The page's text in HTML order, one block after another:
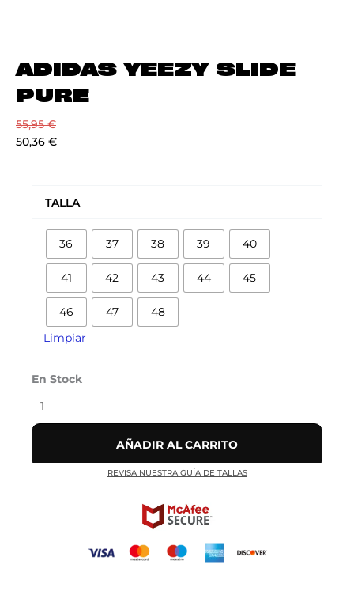
ADIDAS YEEZY SLIDE
PURE
55,95€
50,36 €
TALLA
36 37 38 39 40
41 42 43 44 45
46 47 48
Limpiar
En Stock
PURE
cantidad
AÑADIR AL CARRITO
REVISA NUESTRA GUÍA DE TALLAS